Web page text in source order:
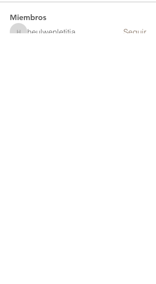
Miembros
heulwenletitia
heulwenletitia Seguir